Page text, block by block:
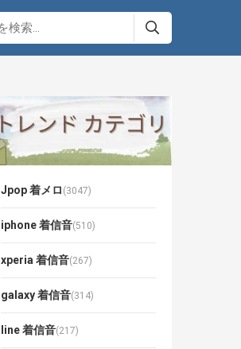
Jpop 着メロ (3047)
iphone 着信音(510)
xperia 着信音(267)
galaxy 着信音(314)
line 着信音(217)